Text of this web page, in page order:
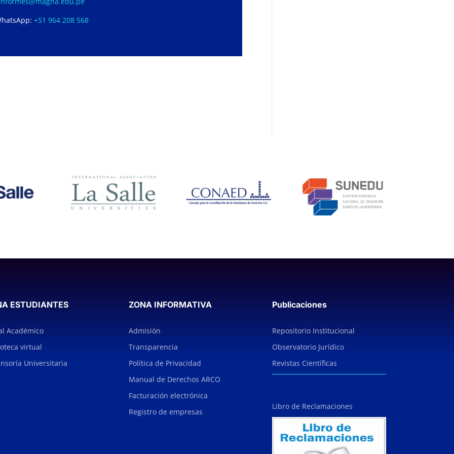
+51 964 208 568
ESTUDIANTES
Académico
virtual
Universitaria
ZONA INFORMATIVA
Admisión
Transparencia
Política de Privacidad
Manual de Derechos ARCO
Facturación electrónica
Registro de empresas
Publicaciones
Repositorio Institucional
Observatorio Jurídico
Revistas Científicas
Libro de Reclamaciones